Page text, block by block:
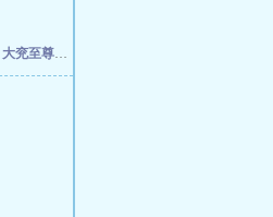
大兖至尊路